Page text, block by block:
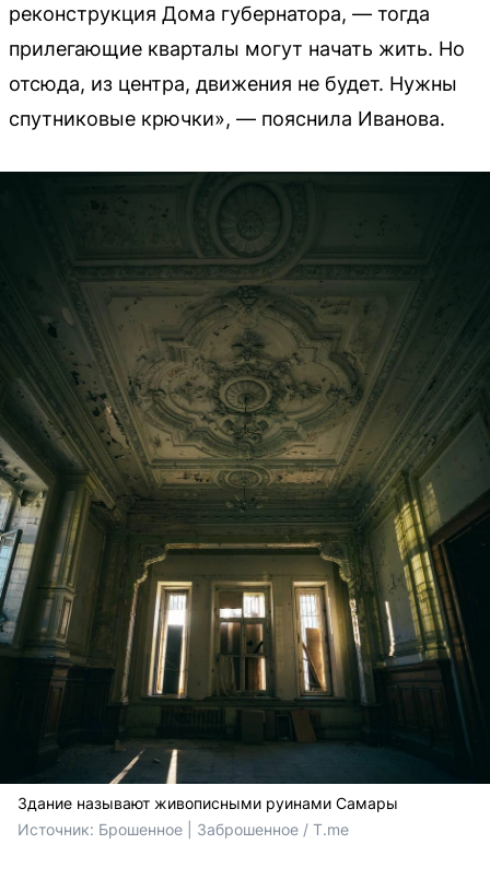
реконструкция Дома губернатора, — тогда
прилегающие кварталы могут начать жить. Но
отсюда, из центра, движения не будет. Нужны
спутниковые крючки», — пояснила Иванова.
Здание называют живописными руинами Самары
Источник: Брошенное | Заброшенное / T.me